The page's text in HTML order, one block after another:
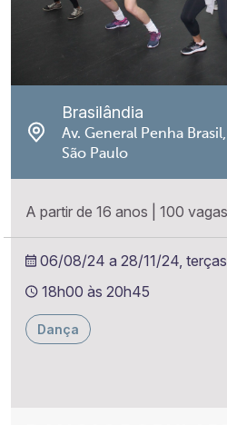
Brasilândia
Av. General Penha
São Paulo
A partir de 16 anos 100 vagas
06/08/24 a 28/11/24,
18h00 às 20h45
Dança